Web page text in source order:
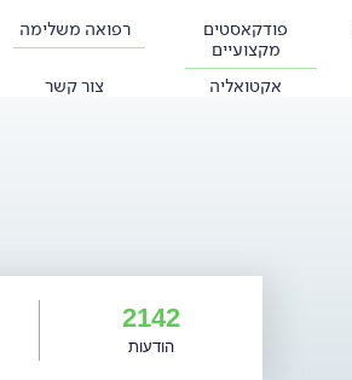
פודקאסטים
מקצועיים
רפואה משלימה
אקטואליה צור קשר
2142
הודעות